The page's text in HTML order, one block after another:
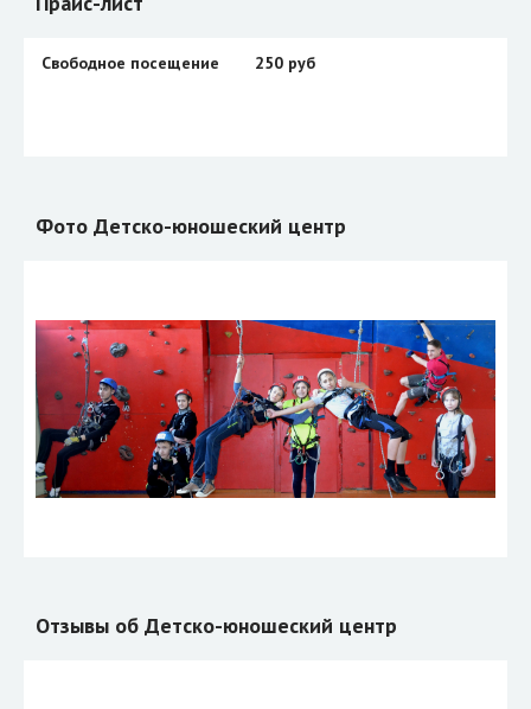
Свободное посещение 250 руб
Фото Детско-юношеский центр
Отзывы об Детско-юношеский центр